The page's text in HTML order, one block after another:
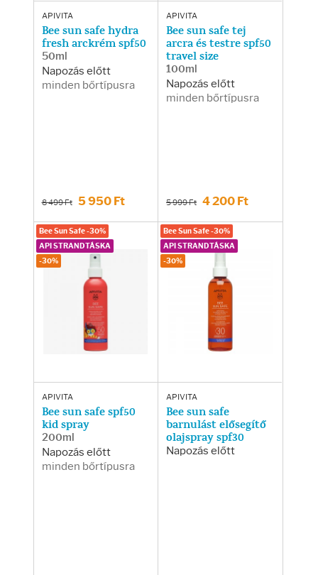
APIVITA
Bee sun safe hydra
fresh arckrém spf50
50ml
Napozás előtt
minden bőrtípusra
8 499 Ft 5 950 Ft
APIVITA
Bee sun safe tej
arcra és testre spf50
travel size
100ml
Napozás előtt
minden bőrtípusra
5 999 Ft 4 200 Ft
APIVITA
Bee sun safe spf50
kid spray
200ml
Napozás előtt
minden bőrtípusra
Bee Sun Safe -30%
API STRANDTÁSKA
-30%
APIVITA
Bee sun safe
barnulást elősegítő
olajspray spf30
Napozás előtt
Bee Sun Safe -30%
API STRANDTÁSKA
-30%